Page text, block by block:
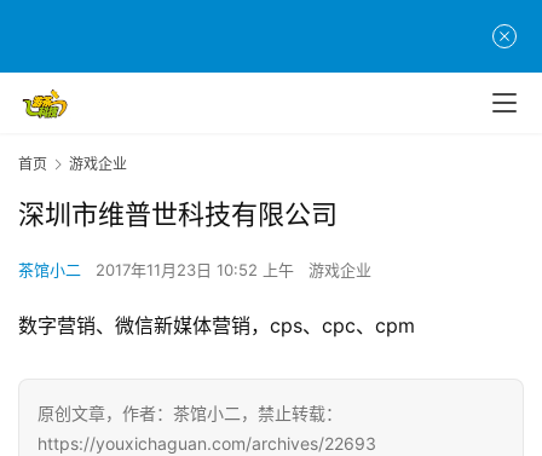
游
茶
创
游
业
界
手
机
游
首页 游戏企业
深圳市维普世科技有限公司
茶馆小二 2017年11月23日 10:52 上午 游戏企业
数字营销、微信新媒体营销，cps、cpc、cpm
原创文章，作者：茶馆小二，禁止转载：
https://youxichaguan.com/archives/22693